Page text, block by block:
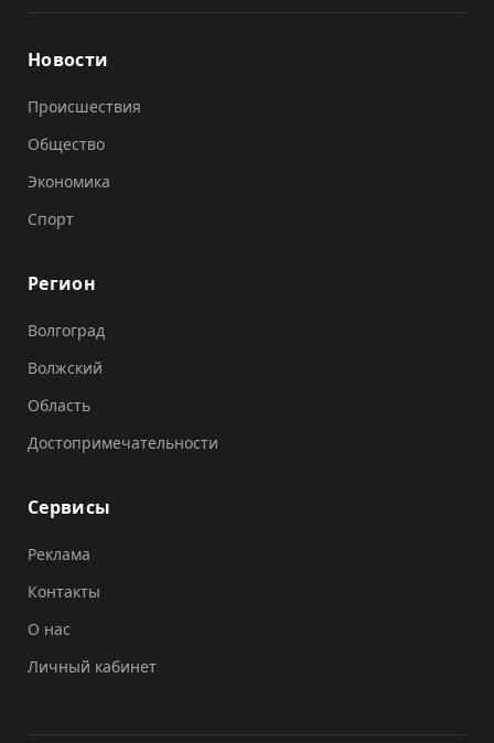
Новости
Происшествия
Общество
Экономика
Спорт
Регион
Волгоград
Волжский
Область
Достопримечательности
Сервисы
Реклама
Контакты
О нас
Личный кабинет